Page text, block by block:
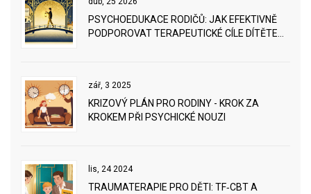
PSYCHOEDUKACE RODIČŮ: JAK EFEKTIVNĚ
PODPOROVAT TERAPEUTICKÉ CÍLE DÍTĚTE
zář, 3 2025
KRIZOVÝ PLÁN PRO RODINY - KROK ZA
KROKEM PŘI PSYCHICKÉ NOUZI
lis, 24 2024
TRAUMATERAPIE PRO DĚTI: TF‑CBT A